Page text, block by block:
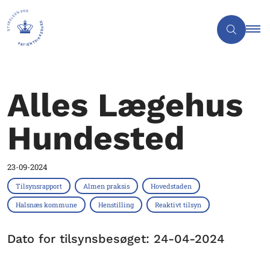
Alles Lægehus
Hundested
23-09-2024
Tilsynsrapport Almen praksis Hovedstaden
Halsnæs kommune Henstilling Reaktivt tilsyn
Dato for tilsynsbesøget: 24-04-2024